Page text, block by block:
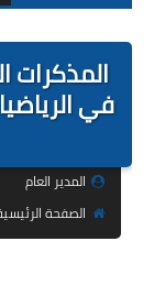
في
المدير العام
الصفحة